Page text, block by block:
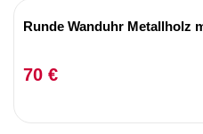
Runde Wanduhr Metallholz
70 €